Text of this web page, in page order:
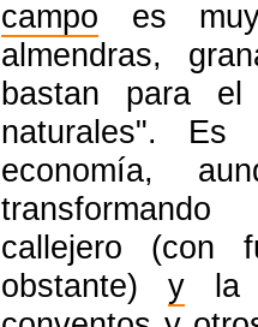
campo es
almendras,
bastan para
naturales".
economía,
callejero (con
obstante)y
la